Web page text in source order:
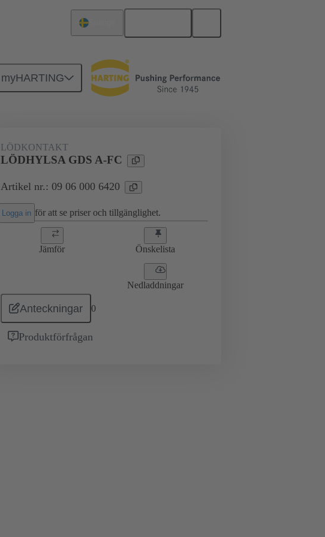
myHARTING
LÖDKONTAKT
LÖDHYLSA GDS A-FC
Artikel nr.: 09 06 000 6420
Logga in för att se priser och tillgänglighet.
Jämför Önskelista
Nedladdningar
Anteckningar 0
Produktförfrågan